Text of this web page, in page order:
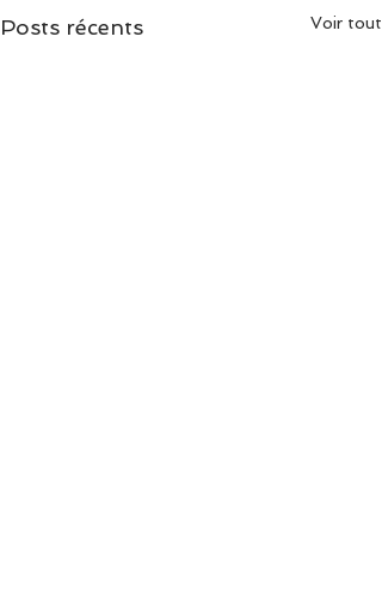
Posts récents Voir tout